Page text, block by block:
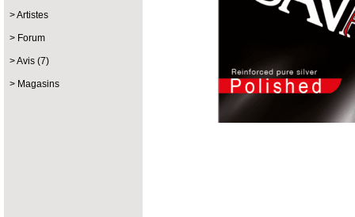
Artistes
Forum
Avis (7)
Magasins